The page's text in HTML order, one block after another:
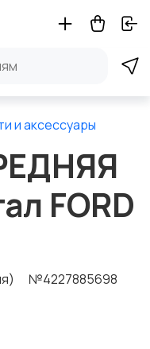
и аксессуары
FORD
№4227885698